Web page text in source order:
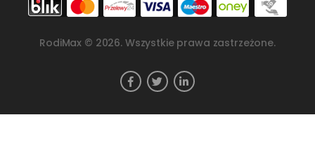
RodiMax © 2026. Wszystkie prawa zastrzeżone.